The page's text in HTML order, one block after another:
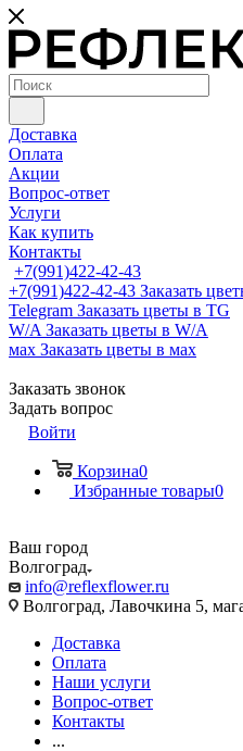
Доставка
Оплата
Акции
Вопрос-ответ
Услуги
Как купить
Контакты
+7(991)422-42-43
+7(991)422-42-43 Заказать
Telegram Заказать цветы в TG
W/A Заказать цветы в W/A
мах Заказать цветы в мах
Заказать звонок
Задать вопрос
Войти
Корзина0
Избранные товары0
Ваш город
Волгоград
info@reflexflower.ru
Волгоград, Лавочкина 5,
Доставка
Оплата
Наши услуги
Вопрос-ответ
Контакты
...